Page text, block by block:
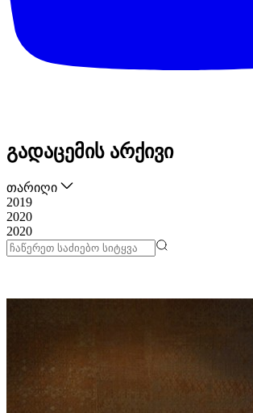
გადაცემის არქივი
თარიღი
2019
2020
2020